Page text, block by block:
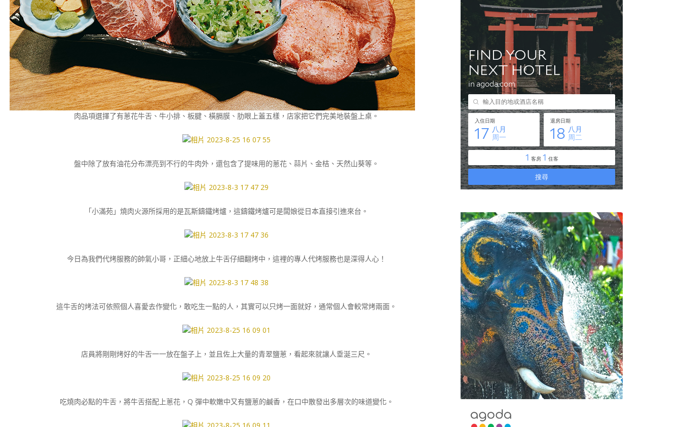
肉品項選擇了有蔥花牛舌、牛小排、板腱、橫膈膜、肋眼上蓋五樣，店家把它們完美地裝盤上桌。
盤中除了放有油花分布漂亮到不行的牛肉外，還包含了提味用的蔥花、蒜片、金桔、天然山葵等。
「小滿苑」燒肉火源所採用的是瓦斯鑄鐵烤爐，這鑄鐵烤爐可是闆娘從日本直接引進來台。
今日為我們代烤服務的帥氣小哥，正細心地放上牛舌仔細翻烤中，這裡的專人代烤服務也是深得人心！
這牛舌的烤法可依照個人喜愛去作變化，敢吃生一點的人，其實可以只烤一面就好，通常個人會較常烤兩面。
店員將剛剛烤好的牛舌一一放在盤子上，並且佐上大量的青翠鹽蔥，看起來就讓人垂涎三尺。
吃燒肉必點的牛舌，將牛舌搭配上蔥花，Q 彈中軟嫩中又有鹽蔥的鹹香，在口中散發出多層次的味道變化。